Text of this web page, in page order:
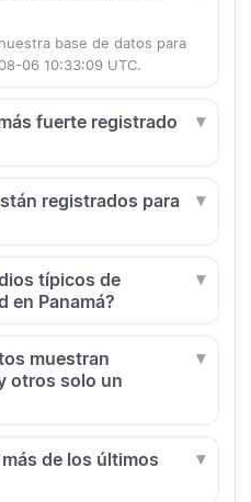
base de datos para
06 10:33:09 UTC.
fuerte registrado
registrados para
típicos de
en Panamá?
muestran
otros solo un
de los últimos